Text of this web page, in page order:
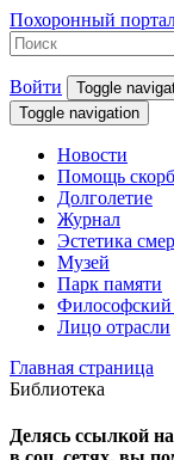
Похоронный
Войти
Toggle
Toggle navigation
Новости
Помощь
Долголетие
Журнал
Эстетика
Музей
Парк памяти
Философский
Лицо отрасли
Главная страница
Библиотека
Делясь ссылкой